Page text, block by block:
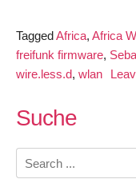
TaggedAfrica, Africa
freifunk firmware,
wire.less.d, wlan
Suche
Search
for: